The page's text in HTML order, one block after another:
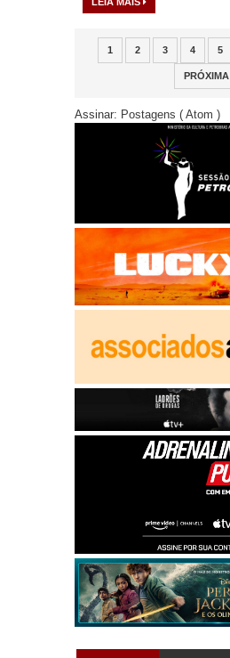
LEIA MAIS
1 2 3 4 5
PRÓXIMA
Assinar: Postagens ( Atom )